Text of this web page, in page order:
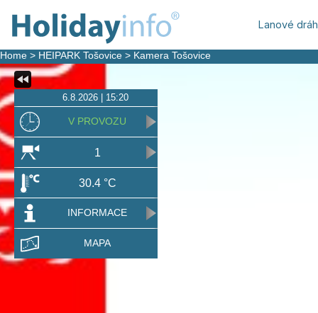
6.8.2026 | 15:20
V PROVOZU
1
30.4 °C
INFORMACE
MAPA
Lanové
Home > HEIPARK Tošovice > Kamera Tošovice